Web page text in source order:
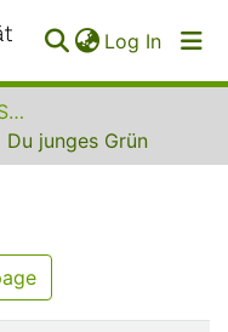
Log In
Service für Blinde und Sehbehinderte der UB Dortmund
Du junges Grün